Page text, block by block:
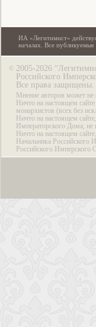
ИА «Легитимист»
началах. Все
© 2005-2026
Российского
Все права защищены.
Мнение авторов может не
Ничто на настоящем
монархистов (всех без
Ничто на настоящем
Императорского Дома,
Ничто на настоящем
Начальника
Российского Имперского